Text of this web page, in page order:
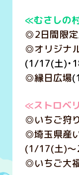
≪むさしの
◎2日間限
◎オリジナ
(1/17(土)・
◎縁日広場
≪ストロベ
◎いちご狩
◎埼玉県産
(1/17(土)～
◎いちご大